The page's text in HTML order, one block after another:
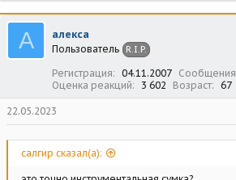
А алекса
Пользователь R.I.P.
Регистрация 04.11.2007 Сообщения
Оценка реакций
3 602 Возраст 67
22.05.2023
салгир сказал(а):